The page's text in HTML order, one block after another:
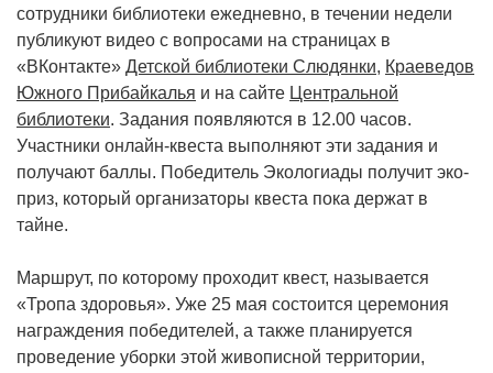
сотрудники библиотеки ежедневно, в течении недели
публикуют видео с вопросами на страницах в
«ВКонтакте» Детской библиотеки Слюдянки, Краеведов
Южного Прибайкалья и на сайте Центральной
библиотеки. Задания появляются в 12.00 часов.
Участники онлайн-квеста выполняют эти задания и
получают баллы. Победитель Экологиады получит эко-
приз, который организаторы квеста пока держат в
тайне.
Маршрут, по которому проходит квест, называется
«Тропа здоровья». Уже 25 мая состоится церемония
награждения победителей, а также планируется
проведение уборки этой живописной территории,